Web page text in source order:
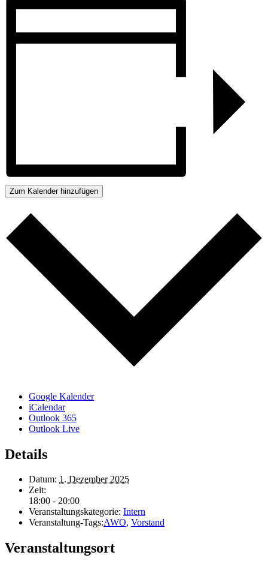
Zum Kalender hinzufügen
Google Kalender
iCalendar
Outlook 365
Outlook Live
Details
Datum: 1. Dezember 2025
Zeit:
18:00 - 20:00
Veranstaltungskategorie: Intern
Veranstaltung-Tags:AWO, Vorstand
Veranstaltungsort